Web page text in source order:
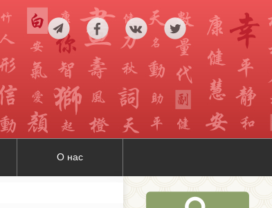
О нас